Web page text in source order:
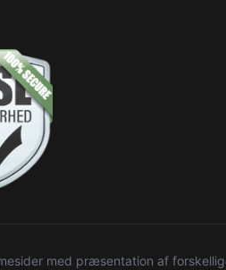
med præsentation af